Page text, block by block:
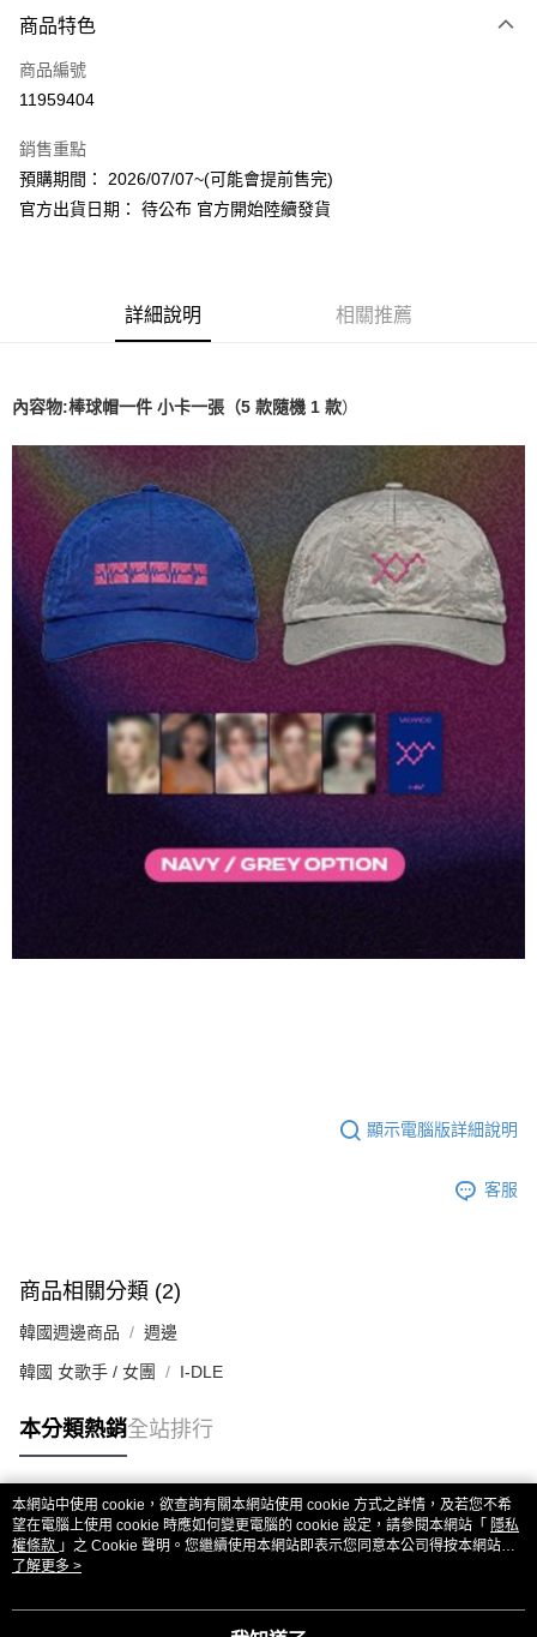
信用卡一次付款
超商取貨付款
Apple Pay
街口支付
AFTEE先享後付
便利好安心！
２．便利：只要手機號碼，簡訊認證，即可結帳。
３．安心：先確認商品／服務後，再付款。
【「AFTEE先享後付」結帳流程】
１．於結帳方式選擇「AFTEE先享後付」後，將跳轉至「AFTEE先享後付」
結帳頁面，進行簡訊認證並確認金額後，即可完成結帳。
２．訂單成立數日內，您將收到繳費通知簡訊。
３．收到繳費通知簡訊後14天內，點擊此簡訊中的連結，可透過四大超商／
ATM／網路銀行／等多元方式進行付款，方視為交易完成。
※ 請注意：結帳手續完成當下不需立刻繳費，但若您需要取消訂單，請聯絡
購買商品的店家。未經商家同意取消之訂單仍視為有效，需透過AFTEE先享
※ 交易是否成功請以「AFTEE先享後付 」之結帳頁面顯示為準，若有關於
是否繳費成功／繳費後需取消欲退款等相關疑問，請聯繫「AFTEE先享後付
客戶支援中心」https://netprotections.freshdesk.com/support/home
【注意事項】
１．透過由恩沛科技股份有限公司提供之「AFTEE先享後付」服務完成之交
權轉讓予恩沛科技股份有限公司。
２．關於個人資料處理事宜，請瀏覽以下網址：
全家取貨付款
每筆NT$60，滿NT$1,599(含以上)免運費
付款後全家取貨
每筆NT$60，滿NT$1,599(含以上)免運費
7-11取貨付款
每筆NT$60，滿NT$1,599(含以上)免運費
付款後7-11取貨
每筆NT$60，滿NT$1,599(含以上)免運費
商品特色
商品編號
11959404
銷售重點
預購期間： 2026/07/07~(可能會提前售完)
官方出貨日期： 待公布 官方開始陸續發貨
詳細說明 相關推薦
內容物:棒球帽一件 小卡一張（5 款隨機 1 款）
顯示電腦版詳細說明
客服
商品相關分類 (2)
韓國週邊商品 週邊
韓國 女歌手 / 女團 I-DLE
本分類熱銷全站排行
熱門標籤
本網站中使用 cookie，欲查詢有關本網站使用 cookie 方式之詳情，及若您不希
望在電腦上使用 cookie 時應如何變更電腦的 cookie 設定，請參閱本網站「 隱私
權條款 」之 Cookie 聲明。您繼續使用本網站即表示您同意本公司得按本網站使
用條款之 Cookie 聲明使用 cookie。
了解更多 >